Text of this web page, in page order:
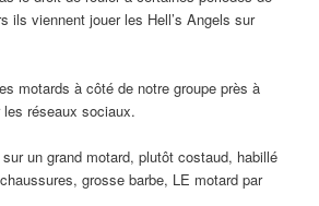
ils viennent jouer les Hell’s Angels sur
motards à côté de notre groupe près à
réseaux sociaux.
un grand motard, plutôt costaud, habillé
grosse barbe, LE motard par